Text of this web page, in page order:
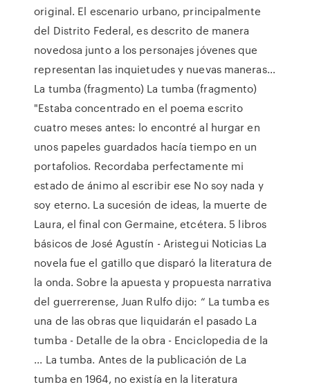
original. El escenario urbano, principalmente
del Distrito Federal, es descrito de manera
novedosa junto a los personajes jóvenes que
representan las inquietudes y nuevas maneras…
La tumba (fragmento) La tumba (fragmento)
"Estaba concentrado en el poema escrito
cuatro meses antes: lo encontré al hurgar en
unos papeles guardados hacía tiempo en un
portafolios. Recordaba perfectamente mi
estado de ánimo al escribir ese No soy nada y
soy eterno. La sucesión de ideas, la muerte de
Laura, el final con Germaine, etcétera. 5 libros
básicos de José Agustín - Aristegui Noticias La
novela fue el gatillo que disparó la literatura de
la onda. Sobre la apuesta y propuesta narrativa
del guerrerense, Juan Rulfo dijo: “ La tumba es
una de las obras que liquidarán el pasado La
tumba - Detalle de la obra - Enciclopedia de la
... La tumba. Antes de la publicación de La
tumba en 1964, no existía en la literatura